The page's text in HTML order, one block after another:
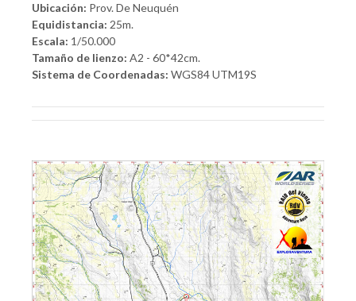
Ubicación: Prov. De Neuquén
Equidistancia: 25m.
Escala: 1/50.000
Tamaño de lienzo: A2 - 60*42cm.
Sistema de Coordenadas: WGS84 UTM19S